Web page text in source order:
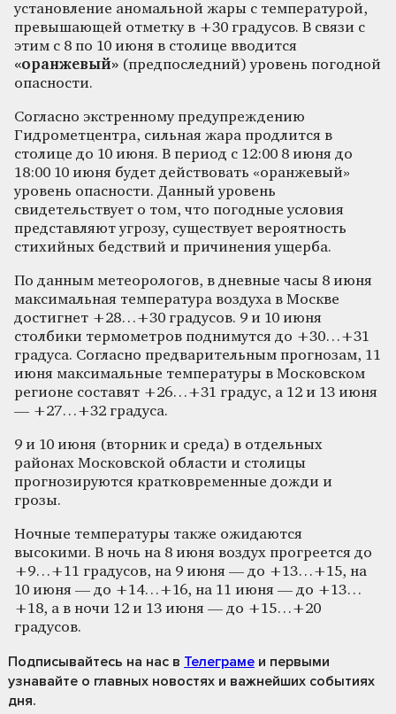
установление аномальной жары с температурой,
превышающей отметку в +30 градусов. В связи с
этим с 8 по 10 июня в столице вводится
«оранжевый» (предпоследний) уровень погодной
опасности.
Согласно экстренному предупреждению
Гидрометцентра, сильная жара продлится в
столице до 10 июня. В период с 12:00 8 июня до
18:00 10 июня будет действовать «оранжевый»
уровень опасности. Данный уровень
свидетельствует о том, что погодные условия
представляют угрозу, существует вероятность
стихийных бедствий и причинения ущерба.
По данным метеорологов, в дневные часы 8 июня
максимальная температура воздуха в Москве
достигнет +28…+30 градусов. 9 и 10 июня
столбики термометров поднимутся до +30…+31
градуса. Согласно предварительным прогнозам, 11
июня максимальные температуры в Московском
регионе составят +26…+31 градус, а 12 и 13 июня
— +27…+32 градуса.
9 и 10 июня (вторник и среда) в отдельных
районах Московской области и столицы
прогнозируются кратковременные дожди и
грозы.
Ночные температуры также ожидаются
высокими. В ночь на 8 июня воздух прогреется до
+9…+11 градусов, на 9 июня — до +13…+15, на
10 июня — до +14…+16, на 11 июня — до +13…
+18, а в ночи 12 и 13 июня — до +15…+20
градусов.
Подписывайтесь на нас в Телеграме и первыми
узнавайте о главных новостях и важнейших событиях
дня.